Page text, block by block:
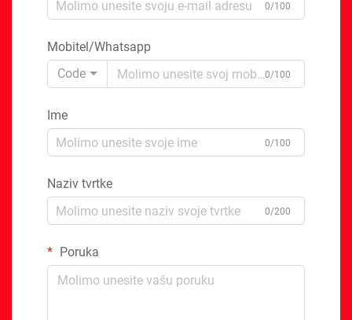
0/100
Mobitel/Whatsapp
Code
0/100
Ime
0/100
Naziv tvrtke
0/200
Poruka